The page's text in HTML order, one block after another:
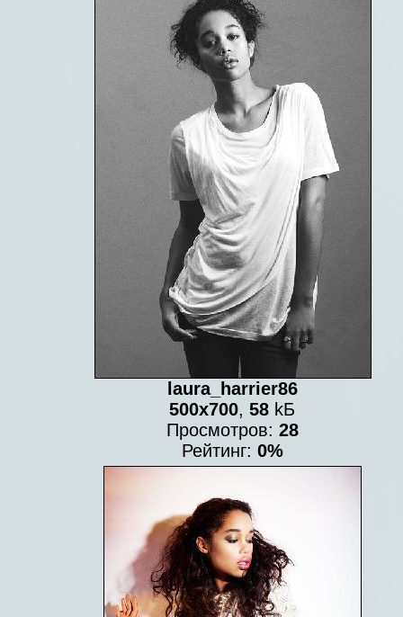
laura_harrier86
500x700,58 kБ
Просмотров: 28
Рейтинг: 0%